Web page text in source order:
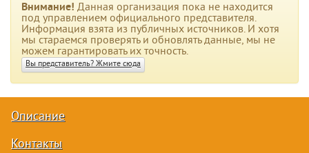
Внимание! Данная организация пока не находится
под управлением официального представителя.
Информация взята из публичных источников. И хотя
мы стараемся проверять и обновлять данные, мы не
можем гарантировать их точность.
Вы представитель? Жмите сюда
Описание
Контакты